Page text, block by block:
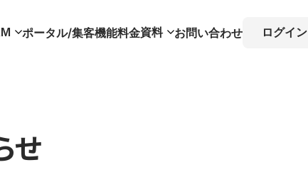
ポータル/集客機能料金資料 お問い合わせ ログイン
せ